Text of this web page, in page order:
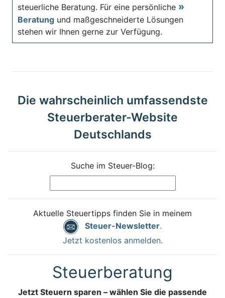
steuerliche Beratung. Für eine persönliche
Beratung und maßgeschneiderte Lösungen
stehen wir Ihnen gerne zur Verfügung.
Die wahrscheinlich umfassendste
Steuerberater-Website
Deutschlands
Suche im Steuer-Blog:
Aktuelle Steuertipps finden Sie in meinem
Steuer-Newsletter.
Jetzt kostenlos anmelden.
Steuerberatung
Jetzt Steuern sparen – wählen Sie die passende